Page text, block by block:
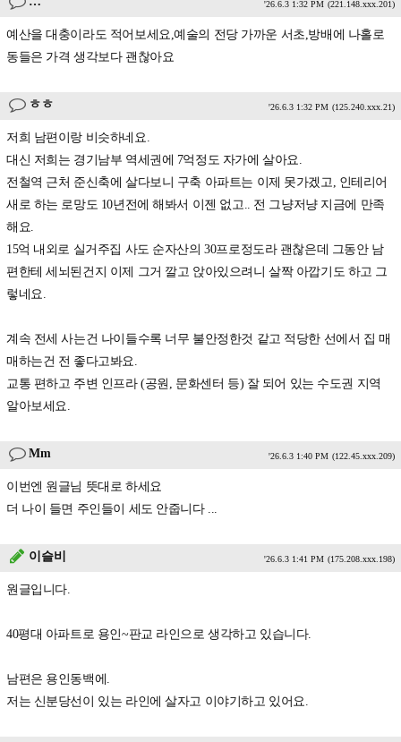
'26.6.3 1:32 PM (221.148.xxx.201)
예산을 대충이라도 적어보세요,예술의 전당 가까운 서초,방배에 나홀로
동들은 가격 생각보다 괜찮아요
ㅎㅎ '26.6.3 1:32 PM (125.240.xxx.21)
저희 남편이랑 비슷하네요.
대신 저희는 경기남부 역세권에 7억정도 자가에 살아요.
전철역 근처 준신축에 살다보니 구축 아파트는 이제 못가겠고, 인테리어
새로 하는 로망도 10년전에 해봐서 이젠 없고.. 전 그냥저냥 지금에 만족
해요.
15억 내외로 실거주집 사도 순자산의 30프로정도라 괜찮은데 그동안 남
편한테 세뇌된건지 이제 그거 깔고 앉아있으려니 살짝 아깝기도 하고 그
렇네요.
계속 전세 사는건 나이들수록 너무 불안정한것 같고 적당한 선에서 집 매
매하는건 전 좋다고봐요.
교통 편하고 주변 인프라 (공원, 문화센터 등) 잘 되어 있는 수도권 지역
알아보세요.
Mm '26.6.3 1:40 PM (122.45.xxx.209)
이번엔 원글님 뜻대로 하세요
더 나이 들면 주인들이 세도 안줍니다 ...
이슬비 '26.6.3 1:41 PM (175.208.xxx.198)
원글입니다.
40평대 아파트로 용인~판교 라인으로 생각하고 있습니다.
남편은 용인동백에.
저는 신분당선이 있는 라인에 살자고 이야기하고 있어요.